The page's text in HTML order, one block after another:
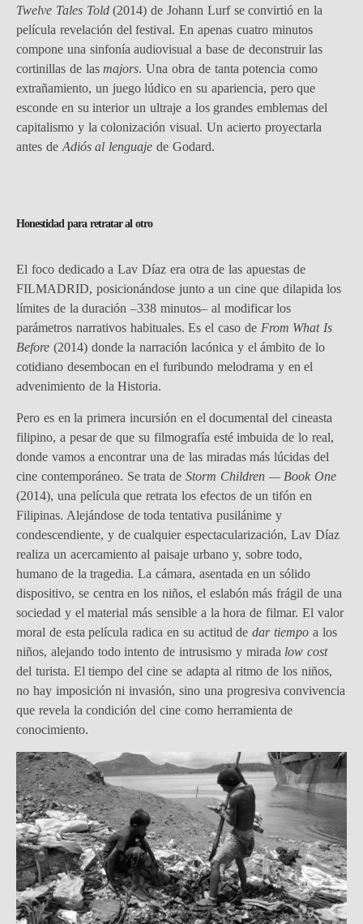
Twelve Tales Told(2014) de Johann Lurf se convirtió en la
película revelación del festival. En apenas cuatro minutos
compone una sinfonía audiovisual a base de deconstruir las
cortinillas de lasmajors. Una obra de tanta potencia como
extrañamiento, un juego lúdico en su apariencia, pero que
esconde en su interior un ultraje a los grandes emblemas del
capitalismo y la colonización visual. Un acierto proyectarla
antes de Adiós al lenguajede Godard.
Honestidad para retratar al otro
El foco dedicado a Lav Díaz era otra de las apuestas de
FILMADRID, posicionándose junto a un cine que dilapida los
límites de la duración –338 minutos– al modificar los
parámetros narrativos habituales. Es el caso de From What Is
Before (2014) donde la narración lacónica y el ámbito de lo
cotidiano desembocan en el furibundo melodrama y en el
advenimiento de la Historia.
Pero es en la primera incursión en el documental del cineasta
filipino, a pesar de que su filmografía esté imbuida de lo real,
donde vamos a encontrar una de las miradas más lúcidas del
cine contemporáneo. Se trata deStorm Children — Book One
(2014), una película que retrata los efectos de un tifón en
Filipinas. Alejándose de toda tentativa pusilánime y
condescendiente, y de cualquier espectacularización, Lav Díaz
realiza un acercamiento al paisaje urbano y, sobre todo,
humano de la tragedia. La cámara, asentada en un sólido
dispositivo, se centra en los niños, el eslabón más frágil de una
sociedad y el material más sensible a la hora de filmar. El valor
moral de esta película radica en su actitud dedar tiempo a los
niños, alejando todo intento de intrusismo y mirada low cost
del turista. El tiempo del cine se adapta al ritmo de los niños,
no hay imposición ni invasión, sino una progresiva convivencia
que revela la condición del cine como herramienta de
conocimiento.